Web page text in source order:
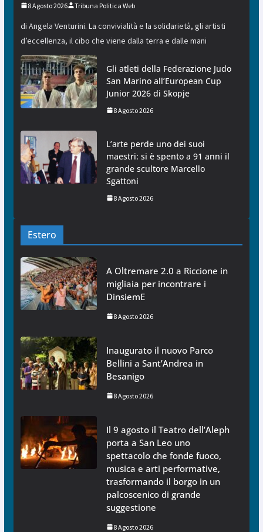
8 Agosto 2026 Tribuna Politica Web
di Angela Venturini. La convivialità e la solidarietà, gli artisti
d’eccellenza, il cibo che viene dalla terra e dalle mani
Gli atleti della Federazione Judo
San Marino all’European Cup
Junior 2026 di Skopje
8 Agosto 2026
L’arte perde uno dei suoi
maestri: si è spento a 91 anni il
grande scultore Marcello
Sgattoni
8 Agosto 2026
Estero
A Oltremare 2.0 a Riccione in
migliaia per incontrare i
DinsiemE
8 Agosto 2026
Inaugurato il nuovo Parco
Bellini a Sant’Andrea in
Besanigo
8 Agosto 2026
Il 9 agosto il Teatro dell’Aleph
porta a San Leo uno
spettacolo che fonde fuoco,
musica e arti performative,
trasformando il borgo in un
palcoscenico di grande
suggestione
8 Agosto 2026